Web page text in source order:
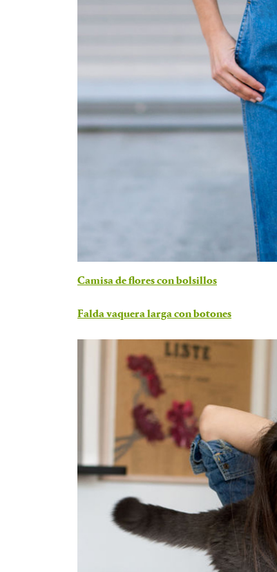
Camisa de flores con bolsillos
Falda vaquera larga con botones